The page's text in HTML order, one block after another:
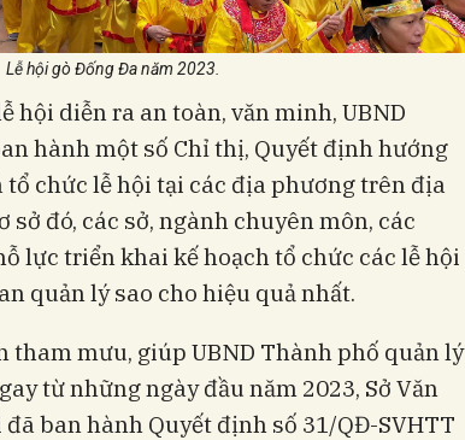
Lễ hội gò Đống Đa năm 2023.
hội diễn ra an toàn, văn minh, UBND
hành một số Chỉ thị, Quyết định hướng
tổ chức lễ hội tại các địa phương trên địa
đó, các sở, ngành chuyên môn, các
lực triển khai kế hoạch tổ chức các lễ hội
quản lý sao cho hiệu quả nhất.
tham mưu, giúp UBND Thành phố quản lý
từ những ngày đầu năm 2023, Sở Văn
ban hành Quyết định số 31/QĐ-SVHTT